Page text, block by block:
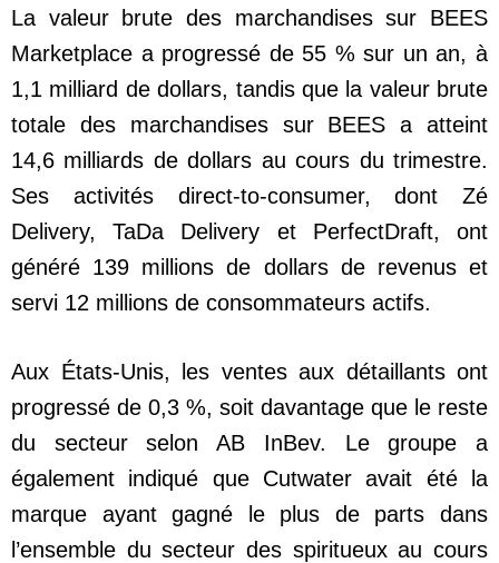
La valeur brute des marchandises sur BEES
Marketplace a progressé de 55 % sur un an, à
1,1 milliard de dollars, tandis que la valeur brute
totale des marchandises sur BEES a atteint
14,6 milliards de dollars au cours du trimestre.
Ses activités direct-to-consumer, dont Zé
Delivery, TaDa Delivery et PerfectDraft, ont
généré 139 millions de dollars de revenus et
servi 12 millions de consommateurs actifs.
Aux États-Unis, les ventes aux détaillants ont
progressé de 0,3 %, soit davantage que le reste
du secteur selon AB InBev. Le groupe a
également indiqué que Cutwater avait été la
marque ayant gagné le plus de parts dans
l’ensemble du secteur des spiritueux au cours